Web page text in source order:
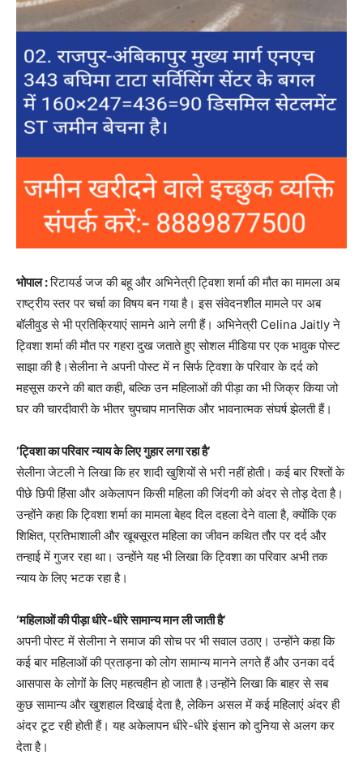
भोपाल :रिटायर्ड जज की बहू और अभिनेत्री ट्विशा शर्मा की मौत का मामला अब
राष्ट्रीय स्तर पर चर्चा का विषय बन गया है। इस संवेदनशील मामले पर अब
बॉलीवुड से भी प्रतिक्रियाएं सामने आने लगी हैं। अभिनेत्री Celina Jaitly ने
ट्विशा शर्मा की मौत पर गहरा दुख जताते हुए सोशल मीडिया पर एक भावुक पोस्ट
साझा की है।सेलीना ने अपनी पोस्ट में न सिर्फ ट्विशा के परिवार के दर्द को
महसूस करने की बात कही, बल्कि उन महिलाओं की पीड़ा का भी जिक्र किया जो
घर की चारदीवारी के भीतर चुपचाप मानसिक और भावनात्मक संघर्ष झेलती हैं।
‘ट्विशा का परिवार न्याय के लिए गुहार लगा रहा है’
सेलीना जेटली ने लिखा कि हर शादी खुशियों से भरी नहीं होती। कई बार रिश्तों के
पीछे छिपी हिंसा और अकेलापन किसी महिला की जिंदगी को अंदर से तोड़ देता है।
उन्होंने कहा कि ट्विशा शर्मा का मामला बेहद दिल दहला देने वाला है, क्योंकि एक
शिक्षित, प्रतिभाशाली और खूबसूरत महिला का जीवन कथित तौर पर दर्द और
तन्हाई में गुजर रहा था। उन्होंने यह भी लिखा कि ट्विशा का परिवार अभी तक
न्याय के लिए भटक रहा है।
‘महिलाओं की पीड़ा धीरे-धीरे सामान्य मान ली जाती है’
अपनी पोस्ट में सेलीना ने समाज की सोच पर भी सवाल उठाए। उन्होंने कहा कि
कई बार महिलाओं की प्रताड़ना को लोग सामान्य मानने लगते हैं और उनका दर्द
आसपास के लोगों के लिए महत्वहीन हो जाता है।उन्होंने लिखा कि बाहर से सब
कुछ सामान्य और खुशहाल दिखाई देता है, लेकिन असल में कई महिलाएं अंदर ही
अंदर टूट रही होती हैं। यह अकेलापन धीरे-धीरे इंसान को दुनिया से अलग कर
देता है।